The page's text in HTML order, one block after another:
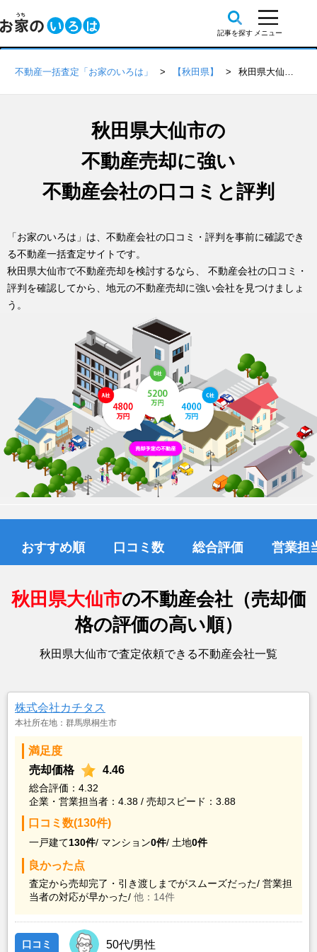
不動産一括査定「お家のいろは」 【秋田県】 秋田県大仙市の不動産会社 口コミ・評判一覧
秋田県大仙市の
不動産売却に強い
不動産会社の口コミと評判
「お家のいろは」は、不動産会社の口コミ・評判を事前に確認でき
る不動産一括査定サイトです。
秋田県大仙市で不動産売却を検討するなら、 不動産会社の口コミ・
評判を確認してから、地元の不動産売却に強い会社を見つけましょ
う。
おすすめ順 口コミ数 総合評価 営業担
秋田県大仙市の不動産会社（売却価
格の評価の高い順）
秋田県大仙市で査定依頼できる不動産会社一覧
株式会社カチタス
本社所在地：群馬県桐生市
満足度
売却価格
4.46
総合評価：4.32
企業・営業担当者：4.38 / 売却スピード：3.88
口コミ数(130件)
一戸建て130件/ マンション0件/ 土地0件
良かった点
査定から売却完了・引き渡しまでがスムーズだった/ 営業担
当者の対応が早かった/ 他：14件
口コミ 50代/男性